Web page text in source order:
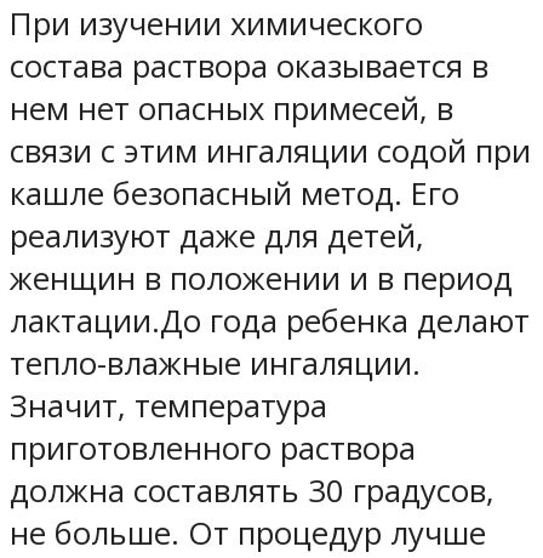
При изучении химического
состава раствора оказывается в
нем нет опасных примесей, в
связи с этим ингаляции содой при
кашле безопасный метод. Его
реализуют даже для детей,
женщин в положении и в период
лактации.До года ребенка делают
тепло-влажные ингаляции.
Значит, температура
приготовленного раствора
должна составлять 30 градусов,
не больше. От процедур лучше